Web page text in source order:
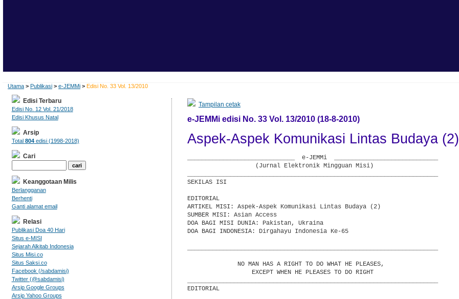
Utama > Publikasi > e-JEMMi > Edisi No. 33 Vol. 13/2010
Tampilan cetak
e-JEMMi edisi No. 33 Vol. 13/2010 (18-8-2010)
Aspek-Aspek Komunikasi Lintas Budaya (2)
______________________________  e-JEMMi  _____________________________
                   (Jurnal Elektronik Mingguan Misi)
SEKILAS ISI
EDITORIAL
ARTIKEL MISI: Aspek-Aspek Komunikasi Lintas Budaya (2)
SUMBER MISI: Asian Access
DOA BAGI MISI DUNIA: Pakistan, Ukraina
DOA BAGI INDONESIA: Dirgahayu Indonesia Ke-65
              NO MAN HAS A RIGHT TO DO WHAT HE PLEASES,
                  EXCEPT WHEN HE PLEASES TO DO RIGHT
EDITORIAL
Edisi Terbaru
Edisi No. 12 Vol. 21/2018
Edisi Khusus Natal
Arsip
Total 804edisi (1998-2018)
Cari
Keanggotaan Milis
Berlangganan
Berhenti
Ganti alamat email
Relasi
Publikasi Doa 40 Hari
Situs e-MISI
Sejarah Alkitab Indonesia
Situs Misi.co
Situs Saksi.co
Facebook (/sabdamisi)
Twitter (@sabdamisi)
Arsip Google Groups
Arsip Yahoo Groups